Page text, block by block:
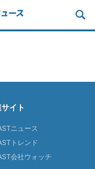
イト
ニュース
トレンド
会社ウォッチ